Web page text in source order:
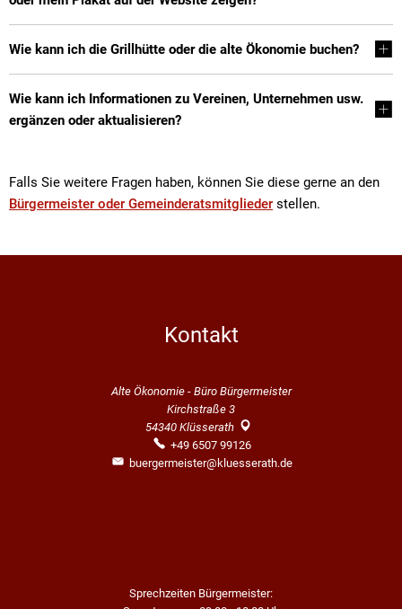
Wie kann ich die Grillhütte oder die alte Ökonomie buchen?
Wie kann ich Informationen zu Vereinen, Unternehmen usw.
ergänzen oder aktualisieren?
Falls Sie weitere Fragen haben, können Sie diese gerne an den
Bürgermeister oder Gemeinderatsmitglieder stellen.
Kontakt
Alte Ökonomie - Büro Bürgermeister
Kirchstraße 3
54340 Klüsserath
+49 6507 99126
buergermeister@kluesserath.de
Sprechzeiten Bürgermeister: